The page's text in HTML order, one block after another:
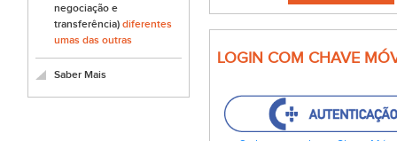
negociação e
transferência) diferentes
umas das outras
Saber Mais
LOGIN COM CHAVE